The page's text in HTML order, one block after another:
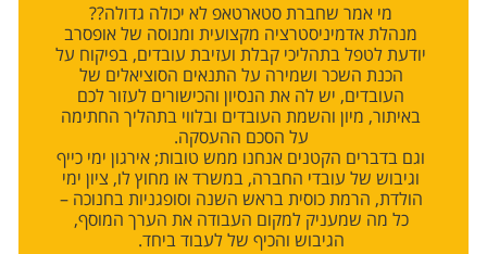
מי אמר שחברת סטארטאפ לא יכולה גדולה??
מנהלת אדמיניסטרציה מקצועית ומנוסה של אופסרב
יודעת לטפל בתהליכי קבלת ועזיבת עובדים, בפיקוח על
הכנת השכר ושמירה על התנאים הסוציאלים של
העובדים, יש לה את הנסיון והכישורים לעזור לכם
באיתור, מיון והשמת העובדים ובלווי בתהליך החתימה
על הסכם ההעסקה.
וגם בדברים הקטנים אנחנו ממש טובות; אירגון ימי כייף
וגיבוש של עובדי החברה, במשרד או מחוץ לו, ציון ימי
הולדת, הרמת כוסית בראש השנה וסופגניות בחנוכה –
כל מה שמעניק למקום העבודה את הערך המוסף,
הגיבוש והכיף של לעבוד ביחד.